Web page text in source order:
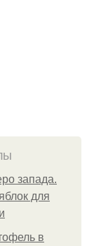
запада.
для
в